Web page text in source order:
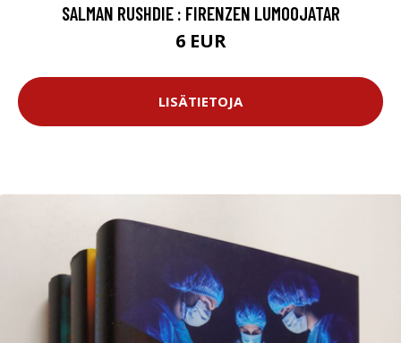
SALMAN RUSHDIE : FIRENZEN LUMOOJATAR
6 EUR
LISÄTIETOJA